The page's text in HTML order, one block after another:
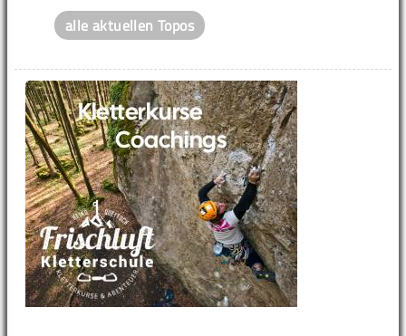
alle aktuellen Topos